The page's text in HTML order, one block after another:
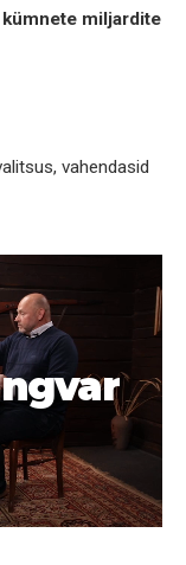
miljardite
vahendasid